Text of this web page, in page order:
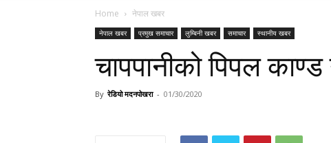
Home नेपाल खबर
नेपाल खबर प्रमुख समाचार लुम्बिनी खबर समाचार स्थानीय खबर
चापपानीको पिपल काण्ड
By रेडियो मदनपोखरा - 01/30/2020